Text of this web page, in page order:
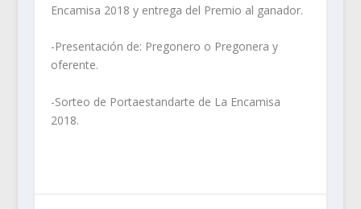
Encamisa 2018 y entrega del Premio al ganador.
-Presentación de: Pregonero o Pregonera y
oferente.
-Sorteo de Portaestandarte de La Encamisa
2018.